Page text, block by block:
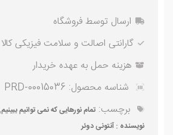
ارسال توسط فروشگاه
گارانتی اصالت و سلامت فیزیکی کالا
هزینه حمل به عهده خریدار
شناسه محصول:PRD-00015036
برچسب:تمام نورهایی که نمی توانیم ببینیم,نشر :
نویسنده : آنتونی دوئر